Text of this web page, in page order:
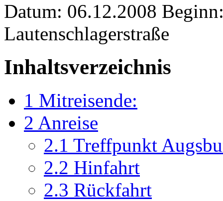
Datum: 06.12.2008
Lautenschlagerstraße
Inhaltsverzeichnis
1 Mitreisende:
2 Anreise
2.1 Treffpunkt
2.2 Hinfahrt
2.3 Rückfahrt